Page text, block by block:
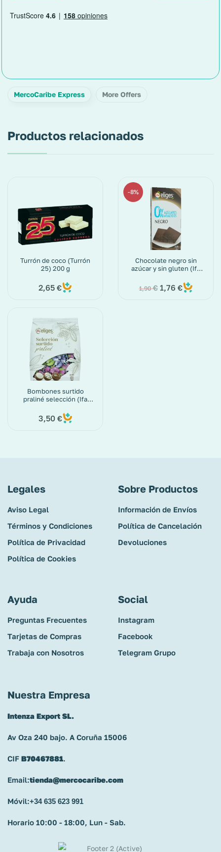
MercoCaribe Express More Offers
Productos relacionados
Turrón de coco (Turrón
25) 200 g
2,65 €
8%
Chocolate negro sin
azúcar y sin gluten (Ifa
g
1,90€ 1,76 €
Bombones surtido
praliné selección (Ifa
3,50 €
Legales
Aviso Legal
Términos y Condiciones
Política de Privacidad
Política de Cookies
Sobre Productos
Información de Envíos
Política de Cancelación
Devoluciones
Ayuda
Preguntas Frecuentes
Tarjetas de Compras
Trabaja con Nosotros
Social
Instagram
Facebook
Telegram Grupo
Nuestra Empresa
Intenza Export SL.
Av Oza 240 bajo. A Coruña 15006
CIF B70467881.
Email:tienda@mercocaribe.com
Móvil:+34 635 623 991
Horario 10:00 - 18:00, Lun - Sab.